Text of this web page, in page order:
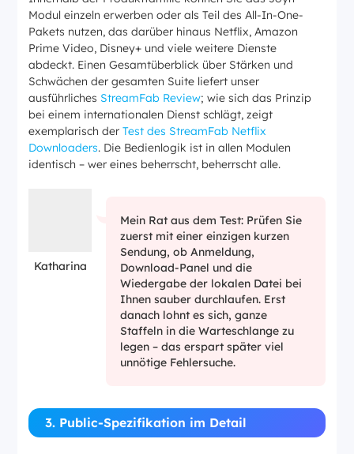
Modul einzeln erwerben oder als Teil des All-In-One-
Pakets nutzen, das darüber hinaus Netflix, Amazon
Prime Video, Disney+ und viele weitere Dienste
abdeckt. Einen Gesamtüberblick über Stärken und
Schwächen der gesamten Suite liefert unser
ausführliches StreamFab Review; wie sich das Prinzip
bei einem internationalen Dienst schlägt, zeigt
exemplarisch derTest des StreamFab Netflix
Downloaders. Die Bedienlogik ist in allen Modulen
identisch – wer eines beherrscht, beherrscht alle.
Katharina
Mein Rat aus dem Test: Prüfen Sie
zuerst mit einer einzigen kurzen
Sendung, ob Anmeldung,
Download-Panel und die
Wiedergabe der lokalen Datei bei
Ihnen sauber durchlaufen. Erst
danach lohnt es sich, ganze
Staffeln in die Warteschlange zu
legen – das erspart später viel
unnötige Fehlersuche.
3. Public-Spezifikation im Detail